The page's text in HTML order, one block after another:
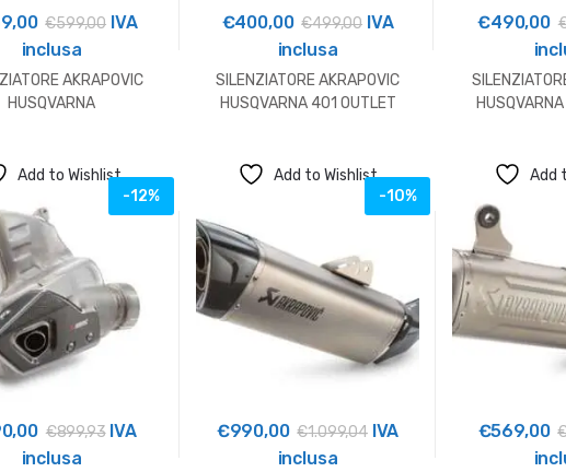
€599,00 IVA
inclusa
AKRAPOVIC
HUSQVARNA
€400,00 €499,00 IVA
inclusa
SILENZIATORE AKRAPOVIC
HUSQVARNA 401 OUTLET
€490,00
Add to Wishlist
-12%
€899,93IVA
inclusa
Add to Wishlist
-10%
€990,00 €1.099,04IVA
inclusa
Add
€569,00